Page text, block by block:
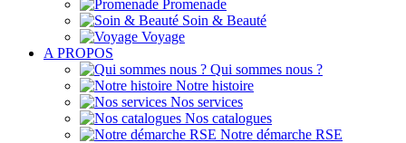
Promenade
Soin & Beauté
Voyage
A PROPOS
Qui sommes nous ?
Notre histoire
Nos services
Nos catalogues
Notre démarche RSE